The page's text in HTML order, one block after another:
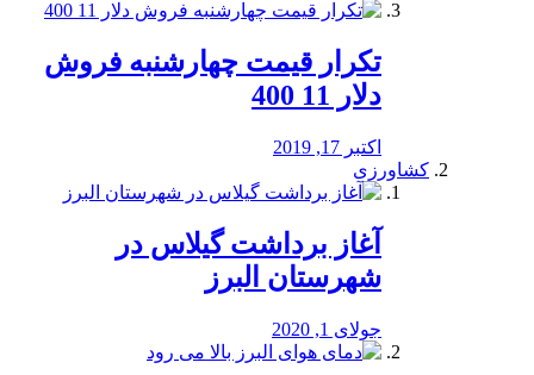
تکرار قیمت چهارشنبه فروش
دلار 11 400
اکتبر 17, 2019
کشاورزی
آغاز برداشت گیلاس در
شهرستان البرز
جولای 1, 2020